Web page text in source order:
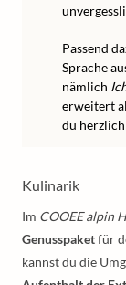
Passend
Sprache
nämlich
erweitert
du
Kulinarik
Im COOEE alpin
Genusspaketfür
kannst du die